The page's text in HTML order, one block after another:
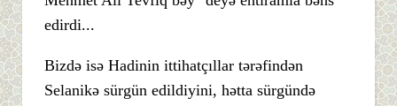
edirdi...
Bizdə isə Hadinin ittihatçıllar tərəfindən
Selanikə sürgün edildiyini, hətta sürgündə